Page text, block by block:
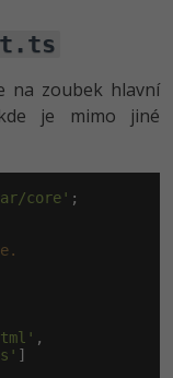
na zoubek hlavní
je mimo jiné
core' ;
,
]